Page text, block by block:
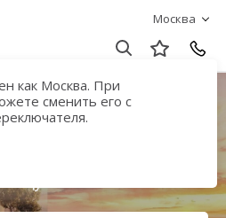
Москва
как Москва. При
сменить его с